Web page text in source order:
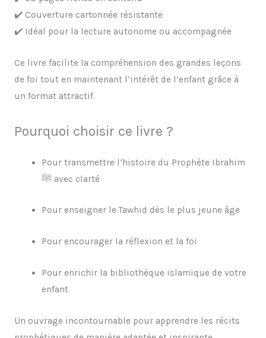
✔️ Couverture cartonnée résistante
✔️ Idéal pour la lecture autonome ou accompagnée
Ce livre facilite la compréhension des grandes leçons
de foi tout en maintenant l’intérêt de l’enfant grâce à
un format attractif.
Pourquoi choisir ce livre ?
Pour transmettre l’histoire du Prophète Ibrahim
ﷺ avec clarté
Pour enseigner le Tawhid dès le plus jeune âge
Pour encourager la réflexion et la foi
Pour enrichir la bibliothèque islamique de votre
enfant
Un ouvrage incontournable pour apprendre les récits